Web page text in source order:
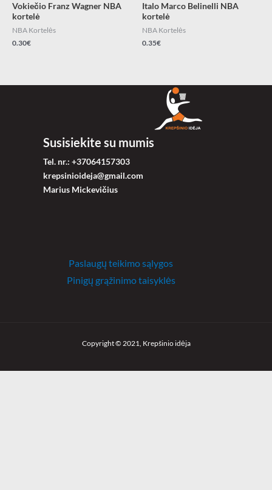
Vokiečio Franz Wagner NBA
kortelė
NBA Kortelės
0.30€
Italo Marco Belinelli NBA
kortelė
NBA Kortelės
0.35€
Susisiekite su mumis
Tel. nr.: +37064157303
krepsinioideja@gmail.com
Marius Mickevičius
Paslaugų teikimo sąlygos
Pinigų grąžinimo taisyklės
Copyright © 2021, Krepšinio idėja